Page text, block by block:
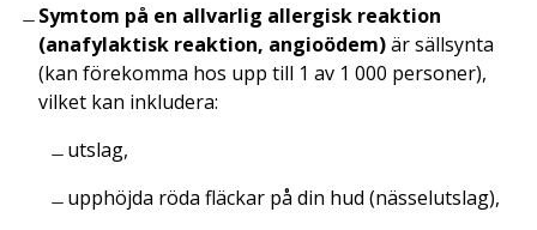
Symtom på en allvarlig allergisk reaktion
(anafylaktisk reaktion, angioödem)är sällsynta
(kan förekomma hos upp till 1 av 1 000 personer),
vilket kan inkludera:
utslag,
upphöjda röda fläckar på din hud (nässelutslag),